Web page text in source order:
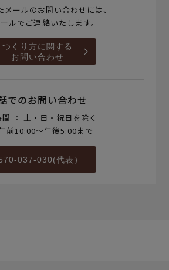
メールのお問い合わせには、
ルでご連絡いたします。
つくり方に関する
お問い合わせ
でのお問い合わせ
： 土・日・祝日を除く
前10:00～午後5:00まで
037-030(代表）